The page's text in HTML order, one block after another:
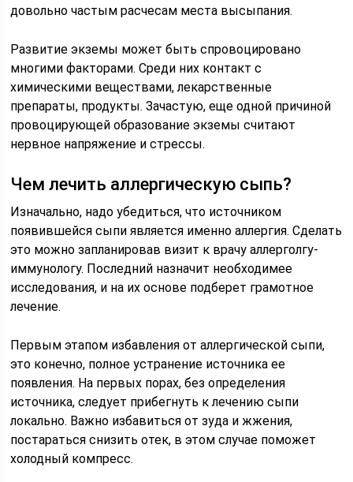
довольно частым расчесам места высыпания.
Развитие экземы может быть спровоцировано
многими факторами. Среди них контакт с
химическими веществами, лекарственные
препараты, продукты. Зачастую, еще одной причиной
провоцирующей образование экземы считают
нервное напряжение и стрессы.
Чем лечить аллергическую сыпь?
Изначально, надо убедиться, что источником
появившейся сыпи является именно аллергия. Сделать
это можно запланировав визит к врачу аллерголгу-
иммунологу. Последний назначит необходимее
исследования, и на их основе подберет грамотное
лечение.
Первым этапом избавления от аллергической сыпи,
это конечно, полное устранение источника ее
появления. На первых порах, без определения
источника, следует прибегнуть к лечению сыпи
локально. Важно избавиться от зуда и жжения,
постараться снизить отек, в этом случае поможет
холодный компресс.